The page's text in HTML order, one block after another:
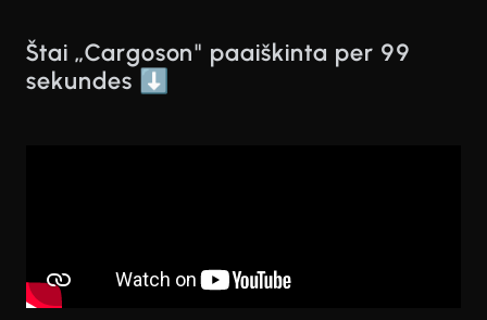
Štai „Cargoson" paaiškinta per 99
sekundes ⬇️